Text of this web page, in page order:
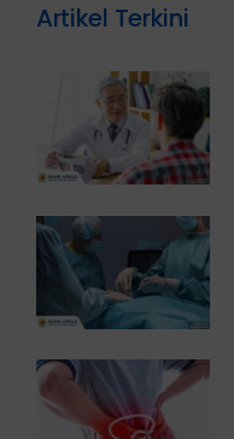
Artikel Terkini